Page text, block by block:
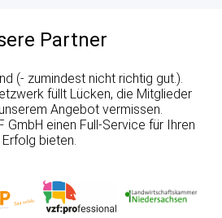
Partner
(- zumindest nicht richtig gut.).
füllt Lücken, die Mitglieder
Angebot vermissen.
GmbH einen Full-Service für Ihren
Erfolg bieten.